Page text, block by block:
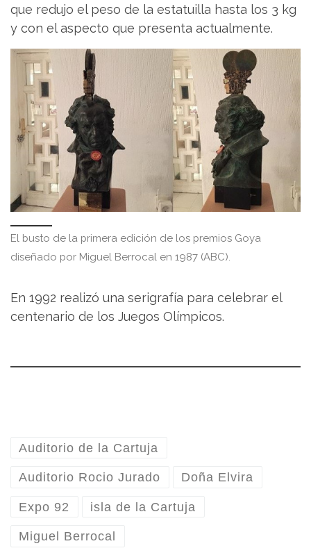
que redujo el peso de la estatuilla hasta los 3 kg
y con el aspecto que presenta actualmente.
El busto de la primera edición de los premios Goya
diseñado por Miguel Berrocal en 1987 (ABC).
En 1992 realizó una serigrafía para celebrar el
centenario de los Juegos Olímpicos.
Auditorio de la Cartuja
Auditorio Rocio Jurado Doña Elvira
Expo 92 isla de la Cartuja
Miguel Berrocal